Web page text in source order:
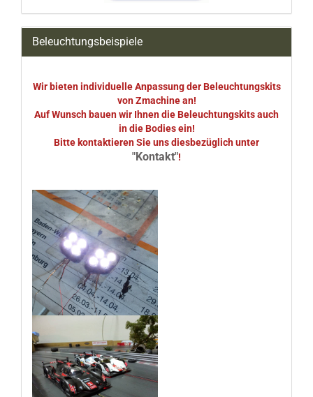
Beleuchtungsbeispiele
Wir bieten individuelle Anpassung der Beleuchtungskits
von Zmachine an!
Auf Wunsch bauen wir Ihnen die Beleuchtungskits auch
in die Bodies ein!
Bitte kontaktieren Sie uns diesbezüglich unter
"Kontakt"!